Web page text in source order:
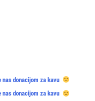
nas donacijom za kavu
nas donacijom za kavu